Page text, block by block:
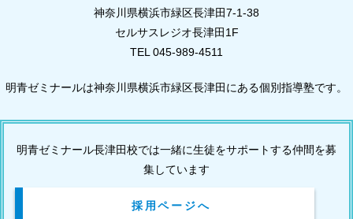
神奈川県横浜市緑区長津田7-1-38
セルサスレジオ長津田1F
TEL 045-989-4511
明青ゼミナールは神奈川県横浜市緑区長津田にある個別指導塾です。
明青ゼミナール長津田校では一緒に生徒をサポートする仲間を募
集しています
採用ページへ